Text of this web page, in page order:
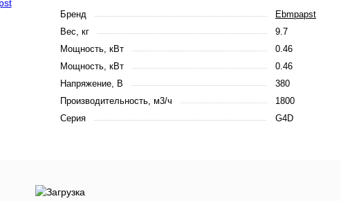
Бренд
Ebmpapst
Вес, кг
9.7
Мощность, кВт
0.46
Мощность, кВт
0.46
Напряжение, В
380
Производительность, м3/ч
1800
Серия
G4D